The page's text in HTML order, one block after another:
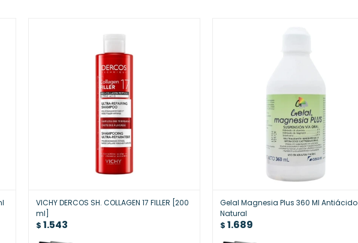
VICHY DERCOS SH. COLLAGEN 17 FILLER [200
ml]
$ 1.543
Gelal Magnesia Plus 360 Ml Antiácido
Natural
$ 1.689